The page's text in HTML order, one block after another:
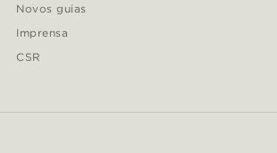
Novos guias
Imprensa
CSR